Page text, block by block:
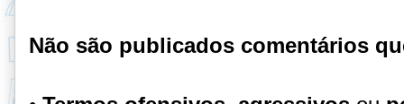
Não são publicados comentários